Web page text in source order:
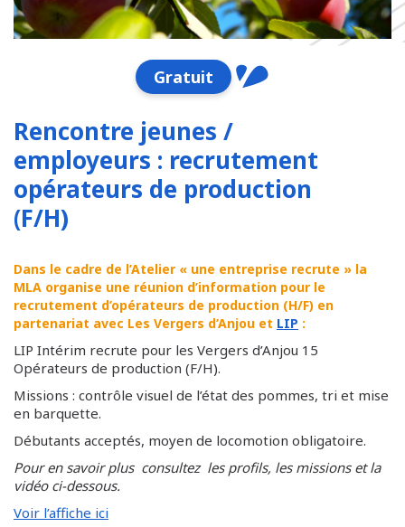
Gratuit
Rencontre jeunes /
employeurs : recrutement
opérateurs de production
(F/H)
Dans le cadre de l’Atelier « une entreprise recrute » la
MLA organise une réunion d’information pour le
recrutement d’opérateurs de production (H/F) en
partenariat avec Les Vergers d’Anjou et LIP :
LIP Intérim recrute pour les Vergers d’Anjou 15
Opérateurs de production (F/H).
Missions : contrôle visuel de l’état des pommes, tri et mise
en barquette.
Débutants acceptés, moyen de locomotion obligatoire.
Pour en savoir plus consultez les profils, les missions et la
vidéo ci-dessous.
Voir l’affiche ici